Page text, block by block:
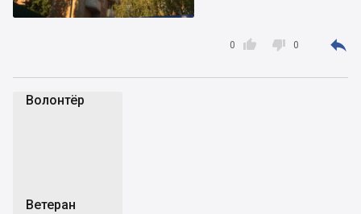

0  0 
Волонтёр
Ветеран